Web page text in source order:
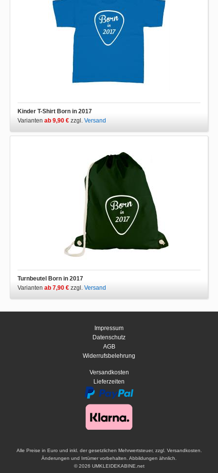
Kinder T-Shirt Born in 2017
Varianten ab 9,90 € zzgl. Versand
Turnbeutel Born in 2017
Varianten ab 7,90 € zzgl. Versand
Impressum
Datenschutz
AGB
Widerrufsbelehrung
Versandkosten
Lieferzeiten
Alle Preise in Euro und inkl. der gesetzlichen Mehrwertsteuer, zzgl. Versandkosten.
Änderungen und Irrtümer vorbehalten. Abbildungen ähnlich.
© 2026 UMKLEIDEKABINE.net